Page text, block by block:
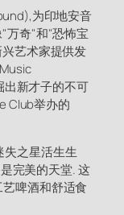
为印地安音
万奇"和"恐怖宝
艺术家提供发
新才子的不可
Club举办的
失之星活生生
完美的天堂. 这
艺啤酒和舒适食